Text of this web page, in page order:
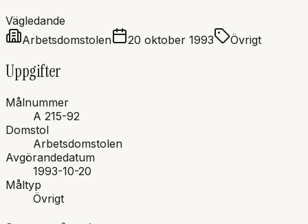
Vägledande
Arbetsdomstolen
20 oktober 1993 Övrigt
Uppgifter
Målnummer
A 215-92
Domstol
Arbetsdomstolen
Avgörandedatum
1993-10-20
Måltyp
Övrigt